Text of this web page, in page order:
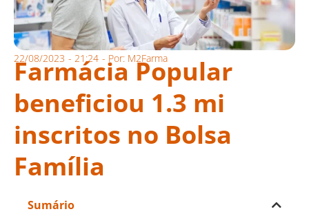
22/08/2023 - 21:24 - Por: M2Farma
Farmácia Popular
beneficiou 1.3 mi
inscritos no Bolsa
Família
Sumário